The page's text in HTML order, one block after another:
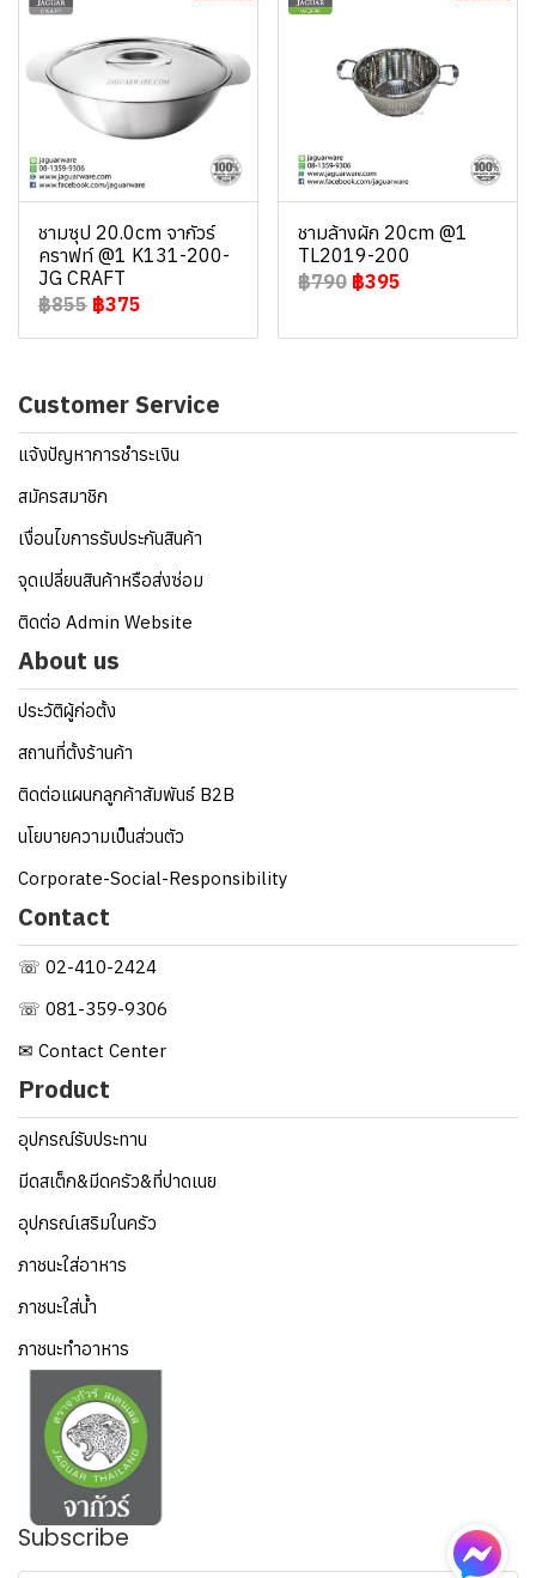
ชามซุป 20.0cm จากัวร์
คราฟท์ @1 K131-200-
JG CRAFT
฿855 ฿375
ชามล้างผัก 20cm @1
TL2019-200
฿790 ฿395
Customer Service
แจ้งปัญหาการชำระเงิน
สมัครสมาชิก
เงื่อนไขการรับประกันสินค้า
จุดเปลี่ยนสินค้าหรือส่งซ่อม
ติดต่อ Admin Website
About us
ประวัติผู้ก่อตั้ง
สถานที่ตั้งร้านค้า
ติดต่อแผนกลูกค้าสัมพันธ์ B2B
นโยบายความเป็นส่วนตัว
Corporate-Social-Responsibility
Contact
☏ 02-410-2424
☏ 081-359-9306
✉ Contact Center
Product
อุปกรณ์รับประทาน
มีดสเต็ก&มีดครัว&ที่ปาดเนย
อุปกรณ์เสริมในครัว
ภาชนะใส่อาหาร
ภาชนะใส่น้ำ
ภาชนะทำอาหาร
Subscribe